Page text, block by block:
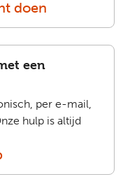
doen
een
per e-mail,
hulp is altijd